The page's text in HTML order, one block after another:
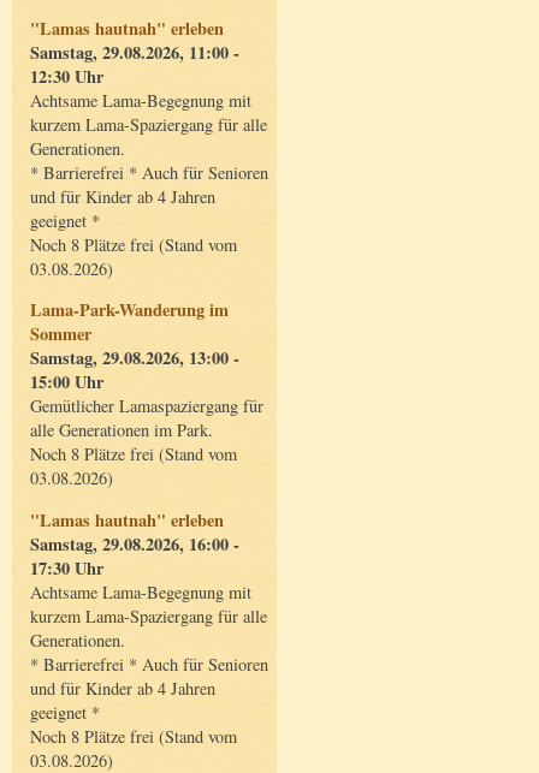
"Lamas hautnah" erleben
Samstag, 29.08.2026, 11:00 -
12:30 Uhr
Achtsame Lama-Begegnung mit
kurzem Lama-Spaziergang für alle
Generationen.
* Barrierefrei * Auch für Senioren
und für Kinder ab 4 Jahren
geeignet *
Noch 8 Plätze frei (Stand vom
03.08.2026)
Lama-Park-Wanderung im
Sommer
Samstag, 29.08.2026, 13:00 -
15:00 Uhr
Gemütlicher Lamaspaziergang für
alle Generationen im Park.
Noch 8 Plätze frei (Stand vom
03.08.2026)
"Lamas hautnah" erleben
Samstag, 29.08.2026, 16:00 -
17:30 Uhr
Achtsame Lama-Begegnung mit
kurzem Lama-Spaziergang für alle
Generationen.
* Barrierefrei * Auch für Senioren
und für Kinder ab 4 Jahren
geeignet *
Noch 8 Plätze frei (Stand vom
03.08.2026)